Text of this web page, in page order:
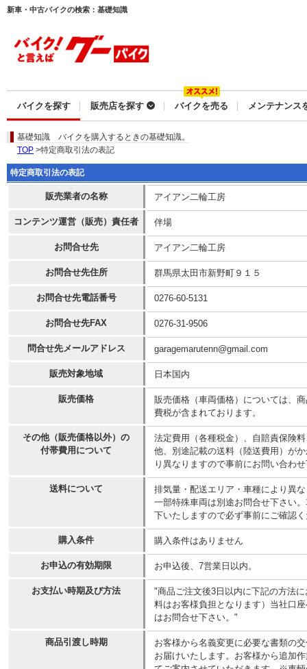
新車・中古バイクの検索：基礎知識
バイクを探す 販売店を探す バイクを売る メンテナンス
基礎知識 バイクを購入するときの基礎知識。
TOP >特定商取引法の表記
特定商取引法の表記
販売業者の名称 アイアン二輪工房
コンテンツ運営（販売）責任者 伴場
お問合せ先 アイアン二輪工房
お問合せ先住所 群馬県太田市新野町９１５
お問合せ先電話番号 0276-60-5131
お問合せ先FAX 0276-31-9506
問合せ先メールアドレス garagemarutenn@gmail.com
販売対象地域 日本国内
販売価格
販売価格（車両価格）については、
費税が含まれております。
その他（販売価格以外）の
付帯費用について
法定費用（各種税金）、自賠責保険
他、別途記載の送料（陸送費用）が
り異なりますので事前にお問い合わ
送料について
排気量・配送エリア・車種により異
一部特殊車両は別途お問合せ下さい
下いたしますので必ず事前にご確認
購入条件 購入条件はありません
お申込の有効期限 お申込後、7営業日以内。
お支払い時期及び方法
"商品ご注文後3日以内に下記の方法
料はお客様負担となります）当社口
はお問合せ下さい。"
商品引渡し時期
お客様から名義変更に必要な書類の
お届けいたします。お客様から追加